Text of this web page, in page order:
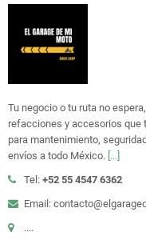
Tu negocio o tu ruta no
refacciones y accesorios que
para mantenimiento,
envíos a todo México. [...]
Tel: +52 55 4547 6362
Email:
....